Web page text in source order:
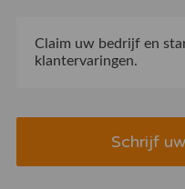
Claim uw bedrijfen
klantervaringen.
Schrijf